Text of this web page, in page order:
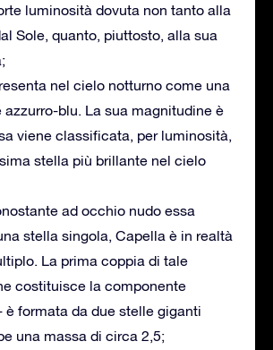
luminosità dovuta non tanto alla
Sole, quanto, piuttosto, alla sua
nel cielo notturno come una
blu. La sua magnitudine è
viene classificata, per luminosità,
stella più brillante nel cielo
ad occhio nudo essa
stella singola, Capella è in realtà
La prima coppia di tale
costituisce la componente
è formata da due stelle giganti
una massa di circa 2,5;